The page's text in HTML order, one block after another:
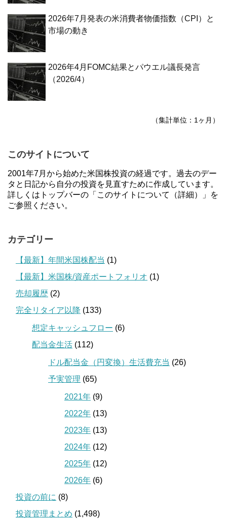
2026年7月発表の米消費者物価指数（CPI）と
市場の動き
2026年4月FOMC結果とパウエル議長発言
（2026/4）
（集計単位：1ヶ月）
このサイトについて
2001年7月から始めた米国株投資の経過です。過去のデー
タと日記から自分の投資を見直すために作成しています。
詳しくはトップバーの「このサイトについて（詳細）」を
ご参照ください。
カテゴリー
【最新】年間米国株配当 (1)
【最新】米国株/資産ポートフォリオ (1)
売却履歴 (2)
完全リタイア以降 (133)
想定キャッシュフロー (6)
配当金生活 (112)
ドル配当金（円変換）生活費充当 (26)
予実管理 (65)
2021年 (9)
2022年 (13)
2023年 (13)
2024年 (12)
2025年 (12)
2026年 (6)
投資の前に (8)
投資管理まとめ (1,498)